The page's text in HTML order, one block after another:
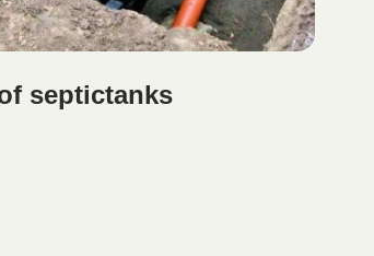
septictanks